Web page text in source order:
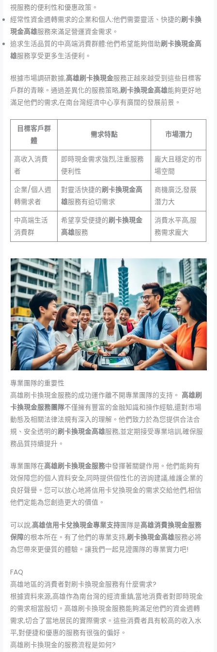
視服務的便利性和優惠政策。
經常性資金週轉需求的企業和個人:他們需要靈活、快捷的刷卡換
現金高雄服務來滿足營運資金需求。
追求生活品質的中高端消費群體:他們希望能夠借助刷卡換現金高
雄服務享受更多生活便利。
根據市場調研數據,高雄刷卡換現金服務正越來越受到這些目標客
戶群的青睞。通過差異化的服務策略,刷卡換現金高雄能夠更好地
滿足他們的需求,在南台灣經濟中心享有廣闊的發展前景。
目標客戶群
體
需求特點 市場潛力
高收入消費
者
即時現金需求強烈,注重服務
便利性
龐大且穩定的市
場空間
企業/個人週
轉需求者
對靈活快捷的刷卡換現金高
雄服務有迫切需求
商機廣泛,發展
潛力大
中高端生活
消費群
希望享受便捷的刷卡換現金
高雄服務
消費水平高,服
務需求龐大
專業團隊的重要性
高雄刷卡換現金服務的成功運作離不開專業團隊的支持。高雄刷
卡換現金服務團隊不僅擁有豐富的金融知識和操作經驗,還對市場
動態及相關法律法規有深入的理解。他們致力於為您提供合法合
規、安全透明的刷卡換現金高雄服務,並定期接受專業培訓,確保服
務品質持續提升。
專業團隊在高雄刷卡換現金服務中發揮著關鍵作用。他們能夠有
效保障您的個人資料安全,同時提供個性化的咨詢建議,維護企業的
良好聲譽。您可以放心地將信用卡兌換現金的需求交給他們,相信
他們定能為您創造更大的價值。
可以說,高雄信用卡兌換現金專業支持團隊是高雄消費換現金服務
保障的根本所在。有了他們的專業支持,刷卡換現金高雄服務必將
為您帶來更優質的體驗。讓我們一起見證團隊的專業實力吧!
FAQ
高雄地區的消費者對刷卡換現金服務有什麼需求?
根據資料來源,高雄作為南台灣的經濟重鎮,當地消費者對即時現金
的需求相當殷切。高雄刷卡換現金服務能夠滿足他們的資金週轉
需求,切合了當地居民的實際需求。這些消費者具有較高的收入水
平,對便捷和優惠的服務有很強的偏好。
高雄刷卡換現金的服務流程是如何?